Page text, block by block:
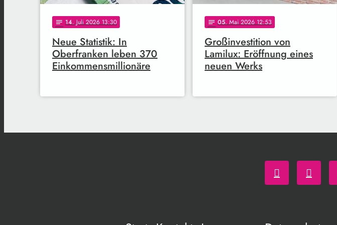
notes 14. Juli 2026 13:30
Neue Statistik: In
Oberfranken leben 370
Einkommensmillionäre
notes 05. Mai 2026 12:53
Großinvestition von
Lamilux: Eröffnung eines
neuen Werks